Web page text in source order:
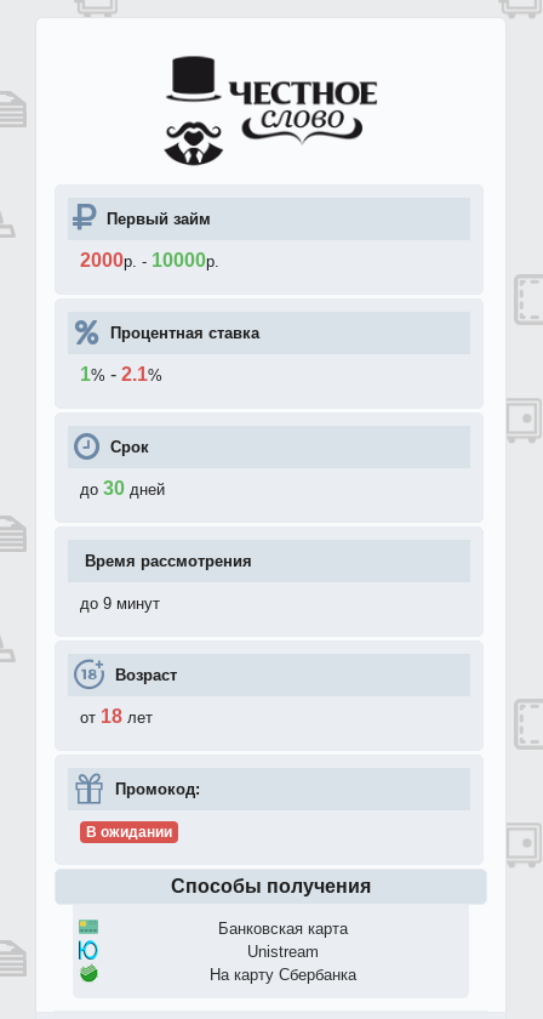
Первый займ
2000р. - 10000р.
Процентная ставка
1% - 2.1%
Срок
до 30 дней
Время рассмотрения
до 9 минут
Возраст
от 18 лет
Промокод:
В ожидании
Способы получения
Банковская карта
Unistream
На карту Сбербанка